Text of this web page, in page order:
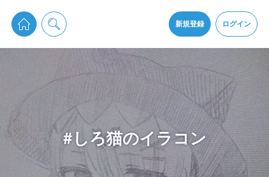
新規登録 ログイン
pixiv Sketchは2024年5月28日付で プライパシーポリシーを改定しました。
通知を受け取るにはここをクリックします
pixiv Sketchアプリでさらに快適に！
アプリをインストール
#しろ猫のイラコン